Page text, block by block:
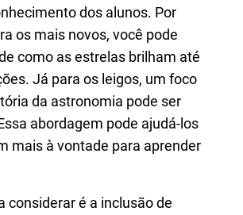
dos alunos. Por
os mais novos, você pode
como as estrelas brilham até
Já para os leigos, um foco
da astronomia pode ser
abordagem pode ajudá-los
mais à vontade para aprender
considerar é a inclusão de